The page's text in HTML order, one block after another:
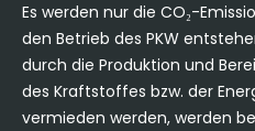
Es werden nur die CO₂-
den Betrieb des PKW
durch die Produktion und
des Kraftstoffes bzw. der
vermieden werden, werden